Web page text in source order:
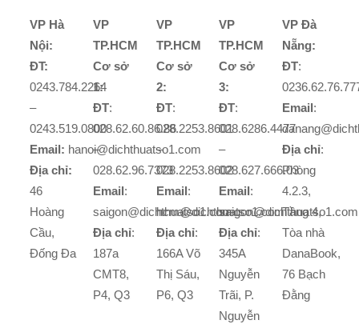
VP Hà
Nội:
ĐT:
0243.784.2264
–
0243.519.0800
Email: hanoi@dichthuatso1.com
Địa chỉ:
46
Hoàng
Cầu,
Đống Đa
VP
TP.HCM
Cơ sở
1:
ĐT:
028.62.60.86.86
–
028.62.96.7373
Email:
saigon@dichthuatso1.com
Địa chỉ:
187a
CMT8,
P4, Q3
VP
TP.HCM
Cơ sở
2:
ĐT:
028.2253.8601
–
028.2253.8602
Email:
hcm@dichthuatso1.com
Địa chỉ:
166A Võ
Thị Sáu,
P6, Q3
VP
TP.HCM
Cơ sở
3:
ĐT:
028.6286.4477
–
028.627.666.03
Email:
saigon@dichthuatso1.com
Địa chỉ:
345A
Nguyễn
Trãi, P.
Nguyễn
VP Đà
Nẵng:
ĐT:
Email:
Địa chỉ:
Phòng
4.2.3,
Tầng 4,
Tòa nhà
DanaBook,
76 Bạch
Đằng